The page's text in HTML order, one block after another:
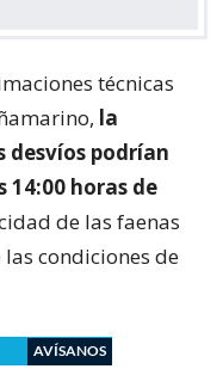
técnicas
la
podrían
14:00 horas de
de las faenas
condiciones de
AVÍSANOS